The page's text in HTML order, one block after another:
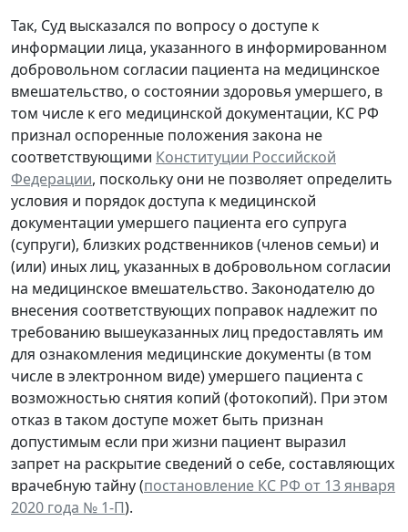
Так, Суд высказался по вопросу о доступе к
информации лица, указанного в информированном
добровольном согласии пациента на медицинское
вмешательство, о состоянии здоровья умершего, в
том числе к его медицинской документации, КС РФ
признал оспоренные положения закона не
соответствующими Конституции Российской
Федерации, поскольку они не позволяет определить
условия и порядок доступа к медицинской
документации умершего пациента его супруга
(супруги), близких родственников (членов семьи) и
(или) иных лиц, указанных в добровольном согласии
на медицинское вмешательство. Законодателю до
внесения соответствующих поправок надлежит по
требованию вышеуказанных лиц предоставлять им
для ознакомления медицинские документы (в том
числе в электронном виде) умершего пациента с
возможностью снятия копий (фотокопий). При этом
отказ в таком доступе может быть признан
допустимым если при жизни пациент выразил
запрет на раскрытие сведений о себе, составляющих
врачебную тайну (постановление КС РФ от 13 января
2020 года № 1-П).